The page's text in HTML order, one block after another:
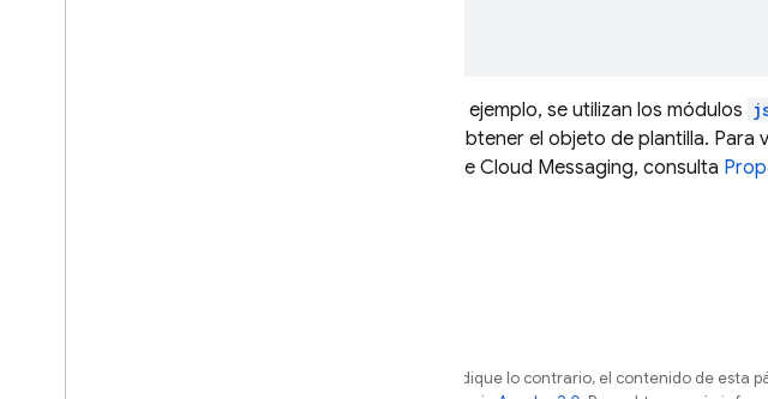
En este ejemplo, se utilizan los módulos
fin de obtener el objeto de plantilla.
Firebase Cloud Messaging, consulta
Salvo que se indique lo contrario, el contenido de esta